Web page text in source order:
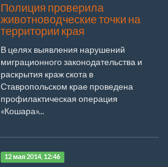
Полиция проверила
животноводческие точки на
территории края
В целях выявления нарушений
миграционного законодательства и
раскрытия краж скота в
Ставропольском крае проведена
профилактическая операция
«Кошара»...
12 мая 2014, 12:46